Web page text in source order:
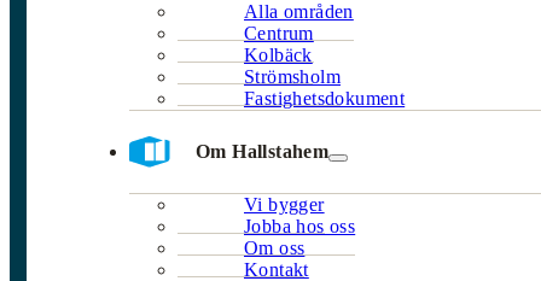
Alla områden
Centrum
Kolbäck
Strömsholm
Fastighetsdokument
Om Hallstahem
Vi bygger
Jobba hos oss
Om oss
Kontakt